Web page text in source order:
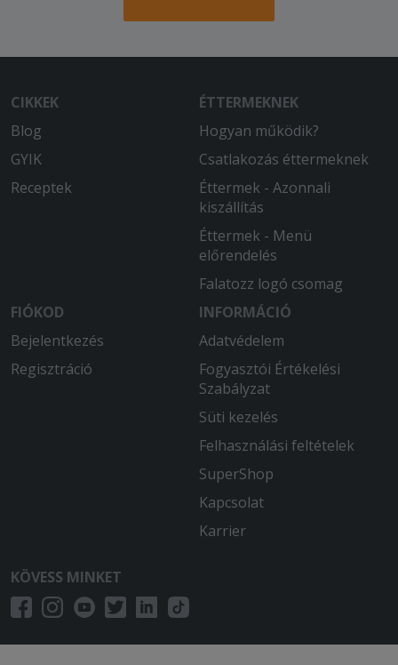
ilyen útviszonyokban is elhozták sz
ételt! A futár is nagyon udvarias volt!
A kaja nem volt rossz, de a 2 és fél órás
várakozás nonszensz.
A carbonara sertésszeletről lemaradt a
rántotthús. Újabb 1,5 órát kellett várni
2025-11-16 - Ibolya:
Romlott volt a vaníliaöntet a
Minden nagyon finom volt
Kiszállítási idő több mint 100 perc az
étel ehhez képest nem éri meg
Lehetett volna kicsit nagyobb is az a
nagy adag.
2025-07-22 - Krisztina:
CIKKEK
Blog
GYIK
Receptek
ÉTTERMEKNEK
Hogyan működik?
Csatlakozás éttermeknek
Éttermek - Azonnali
kiszállítás
Éttermek - Menü
előrendelés
Falatozz logó csomag
FIÓKOD
Bejelentkezés
Regisztráció
INFORMÁCIÓ
Adatvédelem
Fogyasztói Értékelési
Szabályzat
Süti kezelés
Felhasználási feltételek
SuperShop
Kapcsolat
Karrier
KÖVESS MINKET